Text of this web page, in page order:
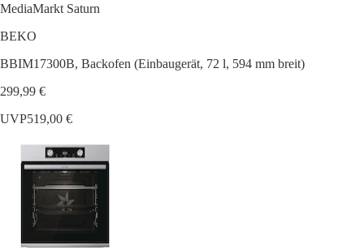
MediaMarkt Saturn
BEKO
BBIM17300B, Backofen (Einbaugerät, 72 l, 594 mm breit)
299,99 €
UVP519,00 €